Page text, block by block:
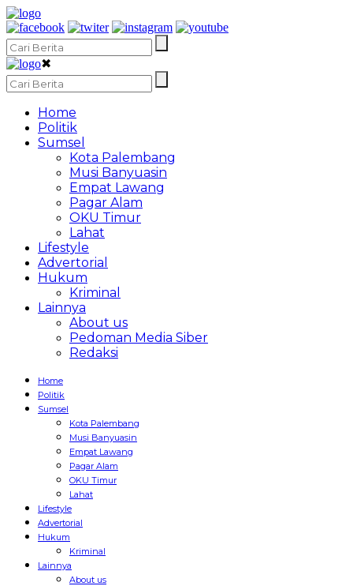
✖
Home
Politik
Sumsel
Kota Palembang
Musi Banyuasin
Empat Lawang
Pagar Alam
OKU Timur
Lahat
Lifestyle
Advertorial
Hukum
Kriminal
Lainnya
About us
Pedoman Media Siber
Redaksi
Home
Politik
Sumsel
Kota Palembang
Musi Banyuasin
Empat Lawang
Pagar Alam
OKU Timur
Lahat
Lifestyle
Advertorial
Hukum
Kriminal
Lainnya
About us